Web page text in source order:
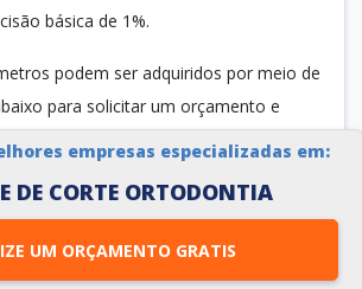
empresas especializadas em:
DE CORTE ORTODONTIA
REALIZE UM ORÇAMENTO GRATIS
básica de 1%.
podem ser adquiridos por meio de
para solicitar um orçamento e
a qualidade do produto. Depois é
ou...